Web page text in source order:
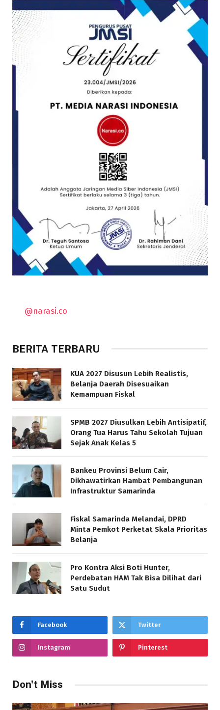
@narasi.co
BERITA TERBARU
KUA 2027 Disusun Lebih Realistis,
Belanja Daerah Disesuaikan
Kemampuan Fiskal
SPMB 2027 Diusulkan Lebih Antisipatif,
Orang Tua Harus Tahu Sekolah Tujuan
Sejak Anak Kelas 5
Bankeu Provinsi Belum Cair,
Dikhawatirkan Hambat Pembangunan
Infrastruktur Samarinda
Fiskal Samarinda Melandai, DPRD
Minta Pemkot Perketat Skala Prioritas
Belanja
Pro Kontra Aksi Boti Hunter,
Perdebatan HAM Tak Bisa Dilihat dari
Satu Sudut
Facebook Twitter
Instagram Pinterest
Don't Miss